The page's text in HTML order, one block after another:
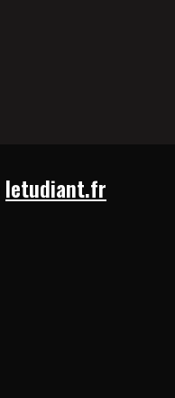
letudiant.fr